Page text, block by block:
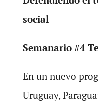
social
Semanario #4
En un nuevo
Uruguay,